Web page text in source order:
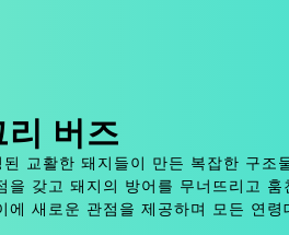
워 네이션스
리 버즈
교활한 돼지들이 만든 복잡한 구조
갖고 돼지의 방어를 무너뜨리고
새로운 관점을 제공하며 모든 연